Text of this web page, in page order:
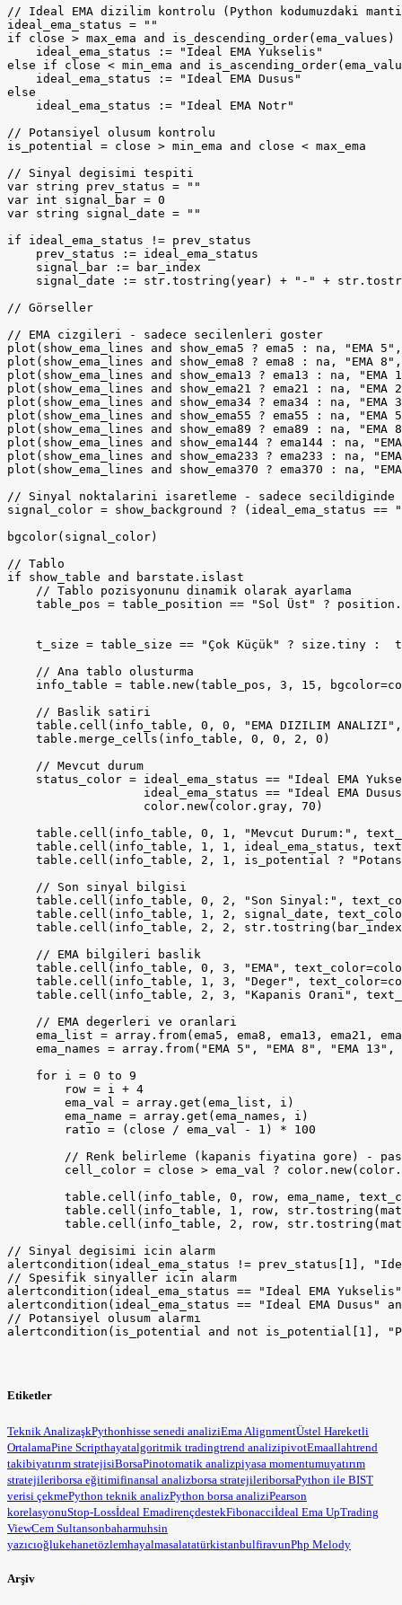
Etiketler
Teknik AnalizaşkPythonhisse senedi analiziEma AlignmentÜstel Hareketli
OrtalamaPine Scripthayatalgoritmik tradingtrend analizipivotEmaallahtrend
takibiyatırım stratejisiBorsaPinotomatik analizpiyasa momentumuyatırım
stratejileriborsa eğitimifinansal analizborsa stratejileriborsaPython ile BIST
verisi çekmePython teknik analizPython borsa analiziPearson
korelasyonuStop-Lossİdeal EmadirençdestekFibonacciİdeal Ema UpTrading
ViewCem Sultansonbaharmuhsin
yazıcıoğlukehanetözlemhayalmasalatatürkistanbulfiravunPhp Melody
Arşiv